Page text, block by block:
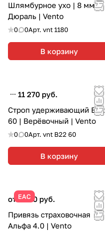
Шлямбурное ухо | 8 мм |
Дюраль | Vento
0 0Арт. vnt 1180
В корзину
11 270 руб.
Строп удерживающий В22
60 | Верёвочный | Vento
0 0Арт. vnt B22 60
В корзину
ЕАС
от 4 150 руб.
Привязь страховочная
Альфа 4.0 | Vento